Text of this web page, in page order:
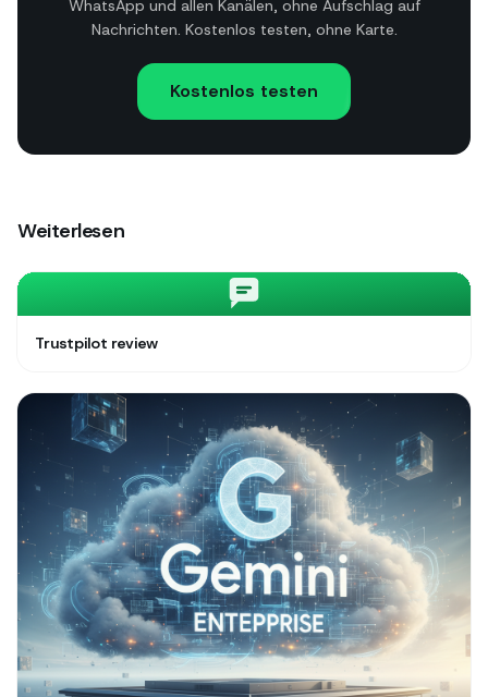
WhatsApp und allen Kanälen, ohne Aufschlag auf
Nachrichten. Kostenlos testen, ohne Karte.
Kostenlos testen
Weiterlesen
Trustpilot review